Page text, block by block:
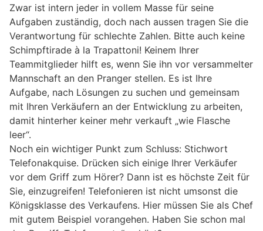
Zwar ist intern jeder in vollem Masse für seine
Aufgaben zuständig, doch nach aussen tragen Sie die
Verantwortung für schlechte Zahlen. Bitte auch keine
Schimpftirade à la Trapattoni! Keinem Ihrer
Teammitglieder hilft es, wenn Sie ihn vor versammelter
Mannschaft an den Pranger stellen. Es ist Ihre
Aufgabe, nach Lösungen zu suchen und gemeinsam
mit Ihren Verkäufern an der Entwicklung zu arbeiten,
damit hinterher keiner mehr verkauft „wie Flasche
leer“.
Noch ein wichtiger Punkt zum Schluss: Stichwort
Telefonakquise. Drücken sich einige Ihrer Verkäufer
vor dem Griff zum Hörer? Dann ist es höchste Zeit für
Sie, einzugreifen! Telefonieren ist nicht umsonst die
Königsklasse des Verkaufens. Hier müssen Sie als Chef
mit gutem Beispiel vorangehen. Haben Sie schon mal